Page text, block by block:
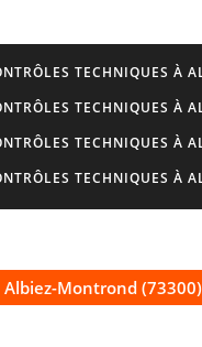
TECHNIQUES À
TECHNIQUES À
TECHNIQUES À
TECHNIQUES À
Montrond (73300)